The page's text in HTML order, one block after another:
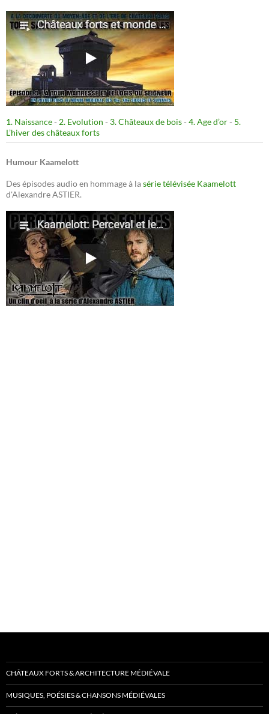
1. Naissance- 2. Evolution - 3. Châteaux de bois- 4. Age d’or- 5.
L’hiver des châteaux forts
Humour Kaamelott
Des épisodes audio en hommage à lasérie télévisée Kaamelott
d'Alexandre ASTIER.
CHÂTEAUX FORTS & ARCHITECTURE MÉDIÉVALE
MUSIQUES, POÉSIES & CHANSONS MÉDIÉVALES